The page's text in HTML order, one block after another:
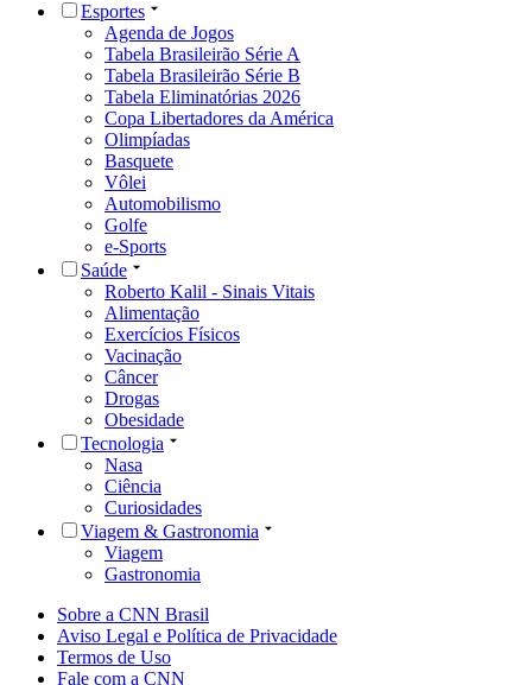
Esportes
Agenda de Jogos
Tabela Brasileirão Série A
Tabela Brasileirão Série B
Tabela Eliminatórias 2026
Copa Libertadores da América
Olimpíadas
Basquete
Vôlei
Automobilismo
Golfe
e-Sports
Saúde
Roberto Kalil - Sinais Vitais
Alimentação
Exercícios Físicos
Vacinação
Câncer
Drogas
Obesidade
Tecnologia
Nasa
Ciência
Curiosidades
Viagem & Gastronomia
Viagem
Gastronomia
Sobre a CNN Brasil
Aviso Legal e Política de Privacidade
Termos de Uso
Fale com a CNN